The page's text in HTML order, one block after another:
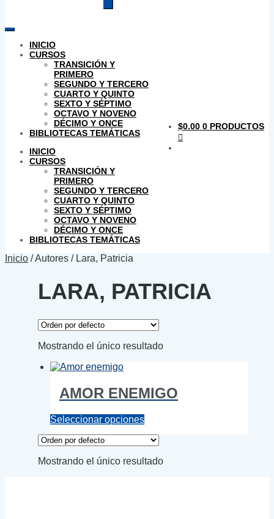
productos
INICIO
CURSOS
TRANSICIÓN Y
PRIMERO
SEGUNDO Y TERCERO
CUARTO Y QUINTO
SEXTO Y SÉPTIMO
OCTAVO Y NOVENO
DÉCIMO Y ONCE
BIBLIOTECAS TEMÁTICAS
INICIO
CURSOS
TRANSICIÓN Y
PRIMERO
SEGUNDO Y TERCERO
CUARTO Y QUINTO
SEXTO Y SÉPTIMO
OCTAVO Y NOVENO
DÉCIMO Y ONCE
BIBLIOTECAS TEMÁTICAS
$0.00 0 PRODUCTOS
Inicio /Autores / Lara, Patricia
LARA, PATRICIA
Mostrando el único resultado
AMOR ENEMIGO
Seleccionar opcionesEste
tiene
variantes.
Mostrando el único resultado